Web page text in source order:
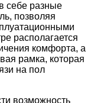
себе разные
позволяя
располагается
комфорта, а
рамка, которая
на пол
возможность